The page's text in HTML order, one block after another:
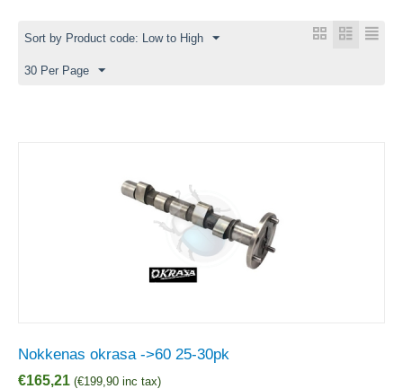
Sort by Product code: Low to High
30 Per Page
Nokkenas okrasa ->60 25-30pk
€165,21 (€199,90 inc tax)